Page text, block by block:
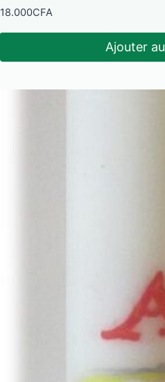
18.000CFA
Ajouter